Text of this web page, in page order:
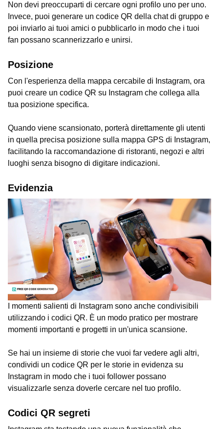
Non devi preoccuparti di cercare ogni profilo uno per uno.
Invece, puoi generare un codice QR della chat di gruppo e
poi inviarlo ai tuoi amici o pubblicarlo in modo che i tuoi
fan possano scannerizzarlo e unirsi.
Posizione
Con l'esperienza della mappa cercabile di Instagram, ora
puoi creare un codice QR su Instagram che collega alla
tua posizione specifica.
Quando viene scansionato, porterà direttamente gli utenti
in quella precisa posizione sulla mappa GPS di Instagram,
facilitando la raccomandazione di ristoranti, negozi e altri
luoghi senza bisogno di digitare indicazioni.
Evidenzia
I momenti salienti di Instagram sono anche condivisibili
utilizzando i codici QR. È un modo pratico per mostrare
momenti importanti e progetti in un'unica scansione.
Se hai un insieme di storie che vuoi far vedere agli altri,
condividi un codice QR per le storie in evidenza su
Instagram in modo che i tuoi follower possano
visualizzarle senza doverle cercare nel tuo profilo.
Codici QR segreti